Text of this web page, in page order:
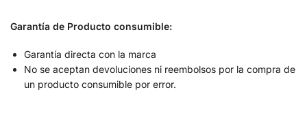
Garantía de Producto consumible:
Garantía directa con la marca
No se aceptan devoluciones ni reembolsos por la compra de
un producto consumible por error.